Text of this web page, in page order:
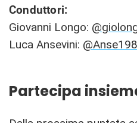
Conduttori:
Giovanni Longo:
Luca Ansevini:
Partecipa